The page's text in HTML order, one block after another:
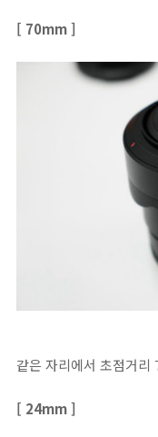
[ 70mm ]
같은 자리에서 초점거
[ 24mm ]